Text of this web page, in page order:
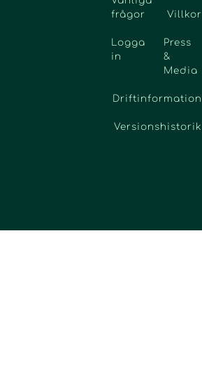
frågor
Logga
in
Villkor
Press
&
Media
Driftinformation
Versionshistorik